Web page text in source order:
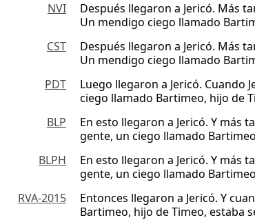
NVI
Después llegaron a Jericó. Más
Un mendigo ciego llamado
CST
Después llegaron a Jericó. Más
Un mendigo ciego llamado
PDT
Luego llegaron a Jericó. Cuando
ciego llamado Bartimeo, hijo de
BLP
En esto llegaron a Jericó. Y más
gente, un ciego llamado
BLPH
En esto llegaron a Jericó. Y más
gente, un ciego llamado
RVA-2015
Entonces llegaron a Jericó. Y
Bartimeo, hijo de Timeo, estaba